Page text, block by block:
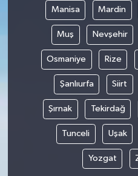
Manisa Mardin
Muş Nevşehir
Osmaniye Rize
Şanlıurfa Siirt
Şırnak Tekirdağ
Tunceli Uşak
Yozgat